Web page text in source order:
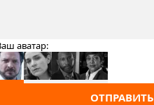
аватар:
ОТПРАВИТЬ